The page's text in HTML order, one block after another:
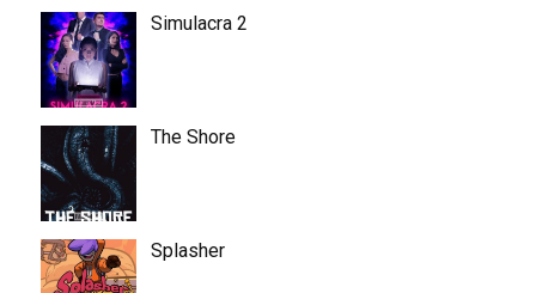
Simulacra 2
The Shore
Splasher